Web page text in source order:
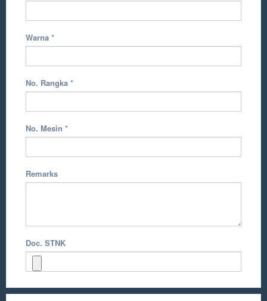
Warna *
No. Rangka *
No. Mesin *
Remarks
Doc. STNK